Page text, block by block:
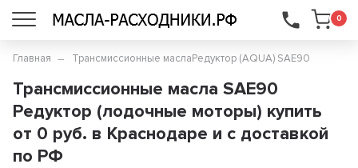
0
...
Главная Трансмиссионные маслаРедуктор (AQUA) SAE90
Трансмиссионные масла SAE90
Редуктор (лодочные моторы) купить
от 0 руб. в Краснодаре и с доставкой
по РФ